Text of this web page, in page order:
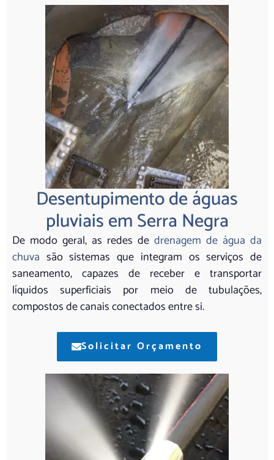
Desentupimento de águas
pluviais em Serra Negra
De modo geral, as redes de drenagem de água da
chuva são sistemas que integram os serviços de
saneamento, capazes de receber e transportar
líquidos superficiais por meio de tubulações,
compostos de canais conectados entre si.
Solicitar Orçamento